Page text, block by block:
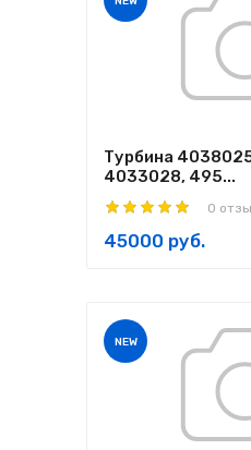
Турбина
4033028, 495...
0
45000 руб.
NEW